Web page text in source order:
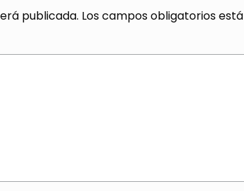
publicada. Los campos obligatorios